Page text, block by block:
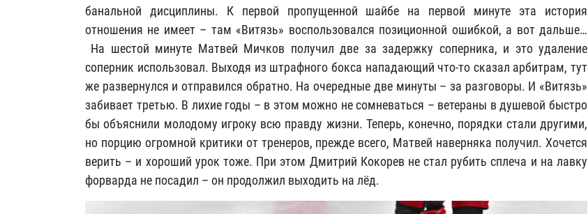
банальной дисциплины. К первой пропущенной шайбе на первой минуте эта история
отношения не имеет – там «Витязь» воспользовался позиционной ошибкой, а вот дальше…
На шестой минуте Матвей Мичков получил две за задержку соперника, и это удаление
соперник использовал. Выходя из штрафного бокса нападающий что-то сказал арбитрам, тут
же развернулся и отправился обратно. На очередные две минуты – за разговоры. И «Витязь»
забивает третью. В лихие годы – в этом можно не сомневаться – ветераны в душевой быстро
бы объяснили молодому игроку всю правду жизни. Теперь, конечно, порядки стали другими,
но порцию огромной критики от тренеров, прежде всего, Матвей наверняка получил. Хочется
верить – и хороший урок тоже. При этом Дмитрий Кокорев не стал рубить сплеча и на лавку
форварда не посадил – он продолжил выходить на лёд.